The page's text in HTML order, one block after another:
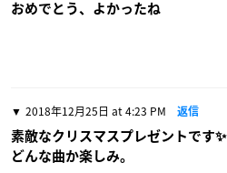
おめでとう、よかったね
2018年12月25日 at 4:23 PM 返信
素敵なクリスマスプレゼントです✨
どんな曲か楽しみ。